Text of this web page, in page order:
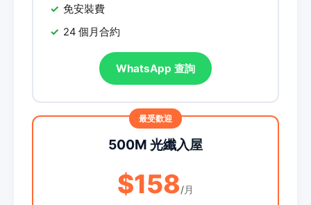
免安裝費
24 個月合約
WhatsApp 查詢
500M 光纖入屋
$158/月